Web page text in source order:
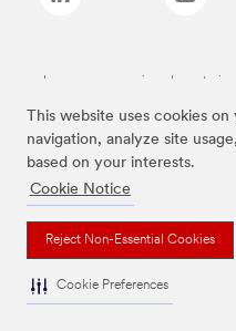
This website uses cookies
navigation, analyze site
based on your interests.
Cookie Notice
Reject Non-Essential Cookies
Cookie Preferences
Las marcas mencionadas